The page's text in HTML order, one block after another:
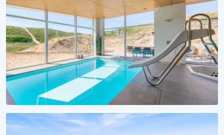
Lej sommerhus til 2027 nu!
VANDSJOV FOR ALLE
Badeferie ved Vesterhavet